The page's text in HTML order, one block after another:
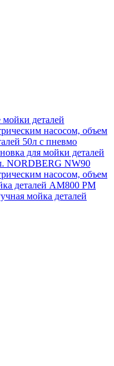
деталей
насосом, объем
50л с пневмо
для мойки деталей
NORDBERG NW90
насосом, объем
деталей АМ800 РМ
мойка деталей